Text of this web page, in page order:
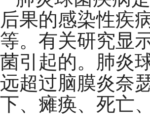
后果的感染性疾
等。有关研究显
菌引起的。肺炎
远超过脑膜炎奈
下、瘫痪、死亡